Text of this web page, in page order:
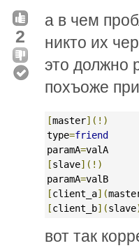
2
а в чем
никто их
это должно
похъоже
[master](!)
type=friend
paramA=valA
[slave](!)
paramA=valB
[client_a](
[client_b](slave
вот так